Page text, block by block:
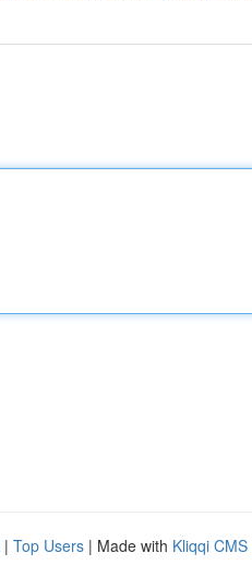
| Top Users | Made with Kliqqi CMS